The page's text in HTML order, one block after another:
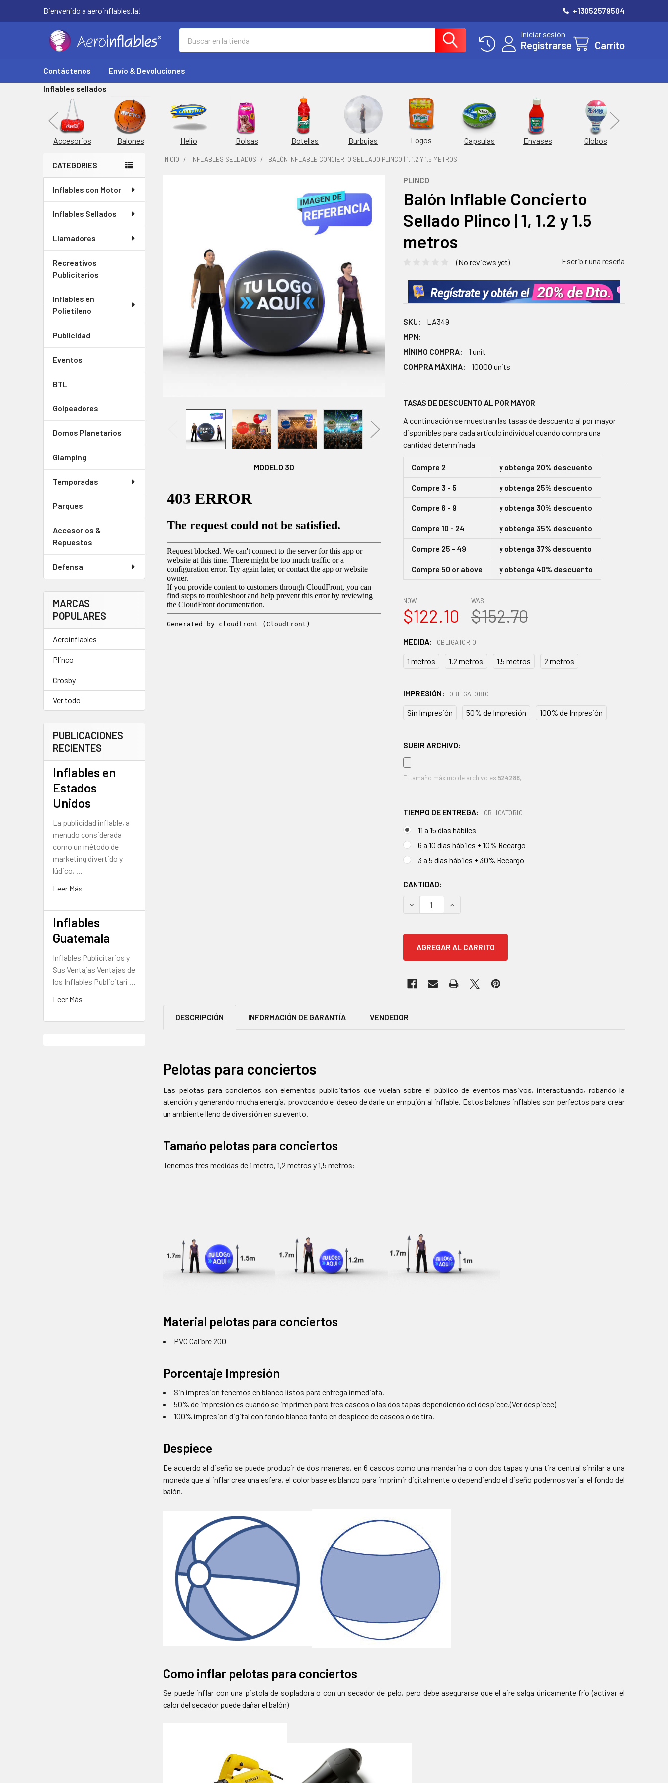
Bienvenido a aeroinflables.la! +13052579504
Iniciar sesión
Registrarse Carrito
Contáctenos
Envío & Devoluciones
Inflables sellados
Accesorios Balones Helio Bolsas Botellas Burbujas Logos Capsulas Envases Globos
Barra
lateral
CATEGORIES
Inflables con Motor
Inflables Sellados
Llamadores
Recreativos
Publicitarios
Inflables en
Polietileno
Publicidad
Eventos
BTL
Golpeadores
Domos Planetarios
Glamping
Temporadas
Parques
Accesorios &
Repuestos
Defensa
MARCAS
POPULARES
Aeroinflables
Plinco
Crosby
Ver todo
PUBLICACIONES
RECIENTES
Inflables en
Estados
Unidos
La publicidad inflable, a
menudo considerada
como un método de
marketing divertido y
lúdico, …
Leer Más
Inflables
Guatemala
Inflables Publicitarios y
Sus Ventajas Ventajas de
los Inflables Publicitari …
Leer Más
INICIO INFLABLES SELLADOS BALÓN INFLABLE CONCIERTO SELLADO PLINCO | 1, 1.2 Y 1.5 METROS
PLINCO
Balón Inflable Concierto
Sellado Plinco | 1, 1.2 y 1.5
metros
(No reviews yet) Escribir una reseña
SKU:
LA349
MPN:
MÍNIMO COMPRA:
1 unit
COMPRA MÁXIMA:
10000 units
TASAS DE DESCUENTO AL POR MAYOR
A continuación se muestran las tasas de descuento al por mayor
disponibles para cada artículo individual cuando compra una
cantidad determinada
Compre 2 y obtenga 20% descuento
Compre 3 - 5 y obtenga 25% descuento
Compre 6 - 9 y obtenga 30% descuento
Compre 10 - 24 y obtenga 35% descuento
Compre 25 - 49 y obtenga 37% descuento
Compre 50 or above y obtenga 40% descuento
MODELO 3D
NOW:
$122.10
WAS:
$152.70
MEDIDA: OBLIGATORIO
1 metros 1.2 metros 1.5 metros 2 metros
IMPRESIÓN: OBLIGATORIO
Sin Impresión 50% de Impresión 100% de Impresión
SUBIR ARCHIVO:
El tamaño máximo de archivo es 524288,
TIEMPO DE ENTREGA: OBLIGATORIO
11 a 15 días hábiles
6 a 10 días hábiles + 10% Recargo
3 a 5 días hábiles + 30% Recargo
EXISTENCIAS
ACTUALES:
CANTIDAD:
DISMINUIR CANTIDAD:AUMENTAR CANTIDAD:
SELECCIONAR
AGREGAR
SELECCIONADOS
AL CARRITO
DESCRIPCIÓN INFORMACIÓN DE GARANTÍA VENDEDOR
Pelotas para conciertos
Las pelotas para conciertos son elementos publicitarios que vuelan sobre el público de eventos masivos, interactuando, robando la
atención y generando mucha energía, provocando el deseo de darle un empujón al inflable. Estos balones inflables son perfectos para crear
un ambiente lleno de diversión en su evento.
Tamańo pelotas para conciertos
Tenemos tres medidas de 1 metro, 1,2 metros y 1,5 metros:
Material pelotas para conciertos
PVC Calibre 200
Porcentaje Impresión
Sin impresion tenemos en blanco listos para entrega inmediata.
50% de impresión es cuando se imprimen para tres cascos o las dos tapas dependiendo del despiece.(Ver despiece)
100% impresion digital con fondo blanco tanto en despiece de cascos o de tira.
Despiece
De acuerdo al diseño se puede producir de dos maneras, en 6 cascos como una mandarina o con dos tapas y una tira central similar a una
moneda que al inflar crea una esfera, el color base es blanco para imprimir digitalmente o dependiendo el diseño podemos variar el fondo del
balón.
Como inflar pelotas para conciertos
Se puede inflar con una pistola de sopladora o con un secador de pelo, pero debe asegurarse que el aire salga únicamente frío (activar el
calor del secador puede dañar el balón)